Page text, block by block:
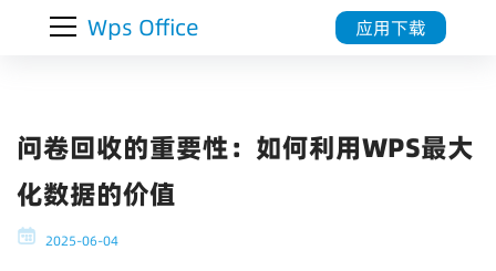
Wps Office 应用下载
问卷回收的重要性：如何利用WPS最大
化数据的价值
2025-06-04